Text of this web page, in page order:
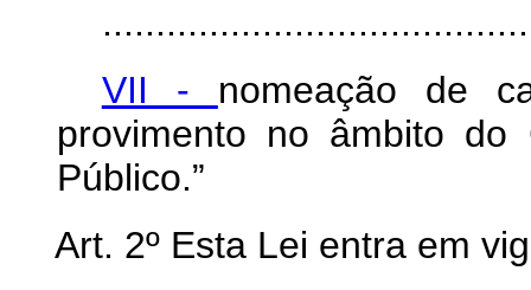
VII - nomeação de
provimento no âmbito do
Público.”
Art. 2º Esta Lei entra em